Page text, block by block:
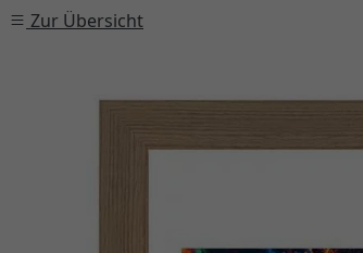
Zur Übersicht